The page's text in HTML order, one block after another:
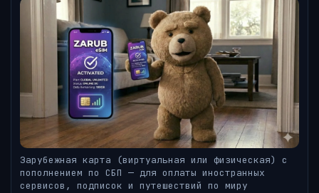
Зарубежная карта (виртуальная или физическая) с
пополнением по СБП — для оплаты иностранных
сервисов, подписок и путешествий по миру